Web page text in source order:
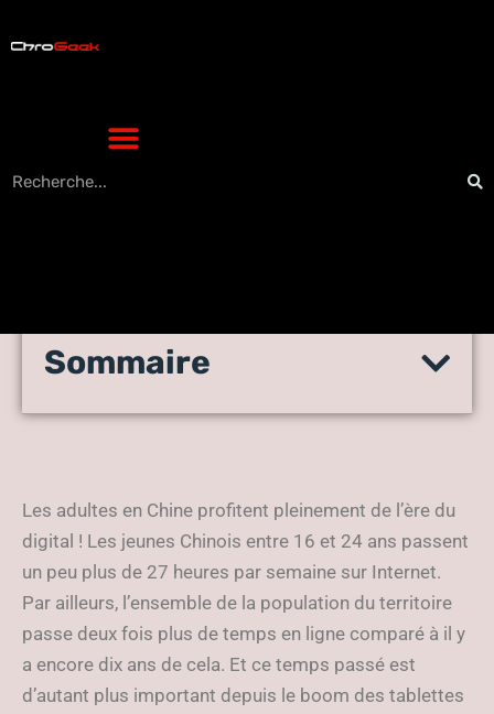
marché du digital en Chine ?
Sommaire
Les adultes en Chine profitent pleinement de l’ère du
digital ! Les jeunes Chinois entre 16 et 24 ans passent
un peu plus de 27 heures par semaine sur Internet.
Par ailleurs, l’ensemble de la population du territoire
passe deux fois plus de temps en ligne comparé à il y
a encore dix ans de cela. Et ce temps passé est
d’autant plus important depuis le boom des tablettes